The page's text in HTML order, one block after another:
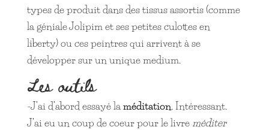
types de produit dans des tissus assortis (comme
la géniale Jolipim et ses petites culottes en
liberty) ou ces peintres qui arrivent à se
développer sur un unique medium.
Les outils
-J’ai d’abord essayé laméditation. Intéressant.
J’ai eu un coup de coeur pour le livreméditer